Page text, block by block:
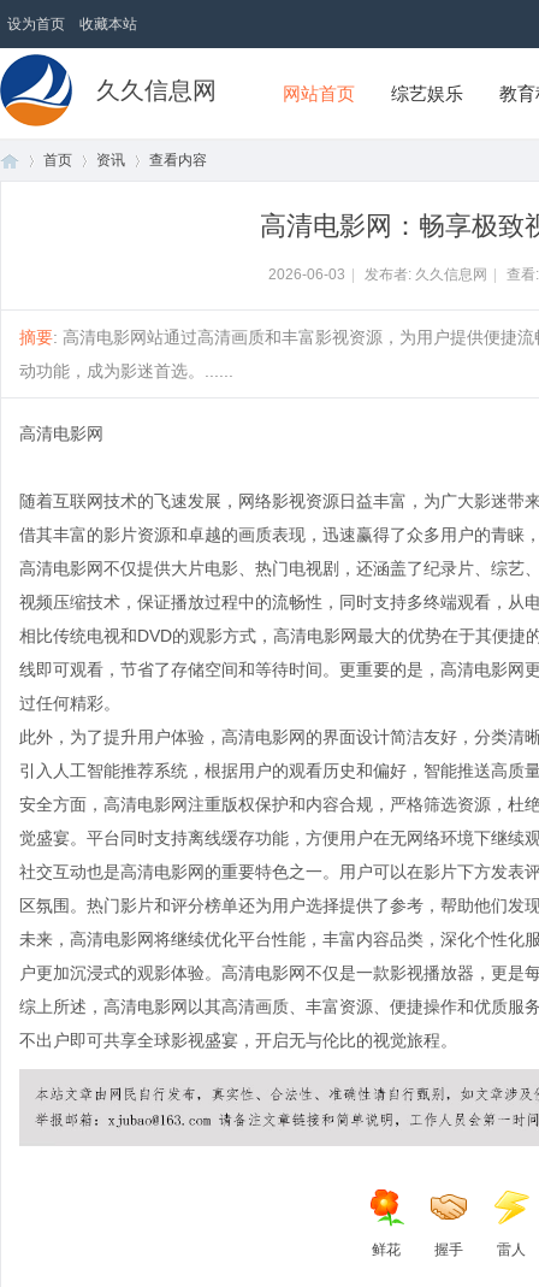
设为首页 收藏本站
久久信息网 网站首页 综艺娱乐 教
首页 资讯 查看内容
高清电影网：畅享极致
2026-06-03 发布者: 久久信息网 查
摘要: 高清电影网站通过高清画质和丰富影视资源，为用户提供便捷
动功能，成为影迷首选。......
高清电影网
随着互联网技术的飞速发展，网络影视资源日益丰富，为广大影迷
借其丰富的影片资源和卓越的画质表现，迅速赢得了众多用户的青睐
高清电影网不仅提供大片电影、热门电视剧，还涵盖了纪录片、综艺
视频压缩技术，保证播放过程中的流畅性，同时支持多终端观看，从
相比传统电视和DVD的观影方式，高清电影网最大的优势在于其便
线即可观看，节省了存储空间和等待时间。更重要的是，高清电影网
过任何精彩。
此外，为了提升用户体验，高清电影网的界面设计简洁友好，分类
引入人工智能推荐系统，根据用户的观看历史和偏好，智能推送高质
安全方面，高清电影网注重版权保护和内容合规，严格筛选资源，杜
觉盛宴。平台同时支持离线缓存功能，方便用户在无网络环境下继续
社交互动也是高清电影网的重要特色之一。用户可以在影片下方发表
区氛围。热门影片和评分榜单还为用户选择提供了参考，帮助他们发
未来，高清电影网将继续优化平台性能，丰富内容品类，深化个性
户更加沉浸式的观影体验。高清电影网不仅是一款影视播放器，更是
综上所述，高清电影网以其高清画质、丰富资源、便捷操作和优质服
不出户即可共享全球影视盛宴，开启无与伦比的视觉旅程。
鲜花 握手 雷人